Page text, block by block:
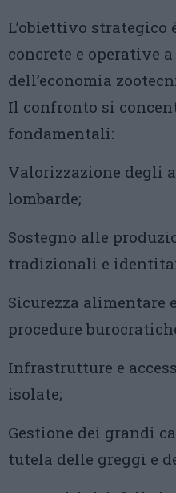
L’obiettivo strategico
concrete e operative
dell’economia
Il confronto si
fondamentali:
Valorizzazione degli
lombarde;
Sostegno alle
tradizionali e
Sicurezza alimentare
procedure
Infrastrutture e
isolate;
Gestione dei grandi
tutela delle greggi e